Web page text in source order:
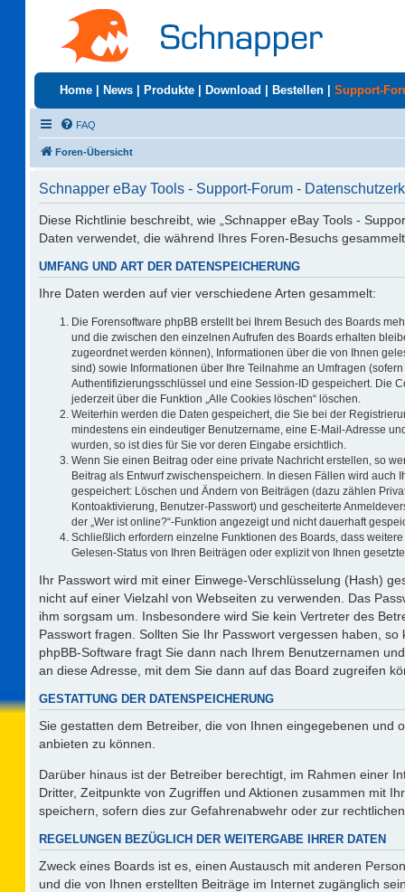
Home News Produkte Download Bestellen Support-
FAQ
Foren-Übersicht
Schnapper eBay Tools - Support-Forum -
Diese Richtlinie beschreibt, wie „Schnapper eBay Tools -
Daten verwendet, die während Ihres Foren-Besuchs
UMFANG UND ART DER DATENSPEICHERUNG
Ihre Daten werden auf vier verschiedene Arten gesammelt:
Die Forensoftware phpBB erstellt bei Ihrem Besuch des Boards
und die zwischen den einzelnen Aufrufen des Boards erhalten
zugeordnet werden können), Informationen über die von Ihnen
sind) sowie Informationen über Ihre Teilnahme an Umfragen
Authentifizierungsschlüssel und eine Session-ID gespeichert. Die
jederzeit über die Funktion „Alle Cookies löschen“ löschen.
Weiterhin werden die Daten gespeichert, die Sie bei der
mindestens ein eindeutiger Benutzername, eine E-Mail-Adresse
wurden, so ist dies für Sie vor deren Eingabe ersichtlich.
Wenn Sie einen Beitrag oder eine private Nachricht erstellen, so
Beitrag als Entwurf zwischenspeichern. In diesen Fällen wird
gespeichert: Löschen und Ändern von Beiträgen (dazu zählen
Kontoaktivierung, Benutzer-Passwort) und gescheiterte
der „Wer ist online?“-Funktion angezeigt und nicht dauerhaft
Schließlich erfordern einzelne Funktionen des Boards, dass
Gelesen-Status von Ihren Beiträgen oder explizit von Ihnen
Ihr Passwort wird mit einer Einwege-Verschlüsselung (Hash)
nicht auf einer Vielzahl von Webseiten zu verwenden. Das
ihm sorgsam um. Insbesondere wird Sie kein Vertreter des
Passwort fragen. Sollten Sie Ihr Passwort vergessen haben,
phpBB-Software fragt Sie dann nach Ihrem Benutzernamen
an diese Adresse, mit dem Sie dann auf das Board zugreifen
GESTATTUNG DER DATENSPEICHERUNG
Sie gestatten dem Betreiber, die von Ihnen eingegebenen
anbieten zu können.
Darüber hinaus ist der Betreiber berechtigt, im Rahmen einer
Dritter, Zeitpunkte von Zugriffen und Aktionen zusammen mit
speichern, sofern dies zur Gefahrenabwehr oder zur
REGELUNGEN BEZÜGLICH DER WEITERGABE IHRER DATEN
Zweck eines Boards ist es, einen Austausch mit anderen
und die von Ihnen erstellten Beiträge im Internet zugänglich